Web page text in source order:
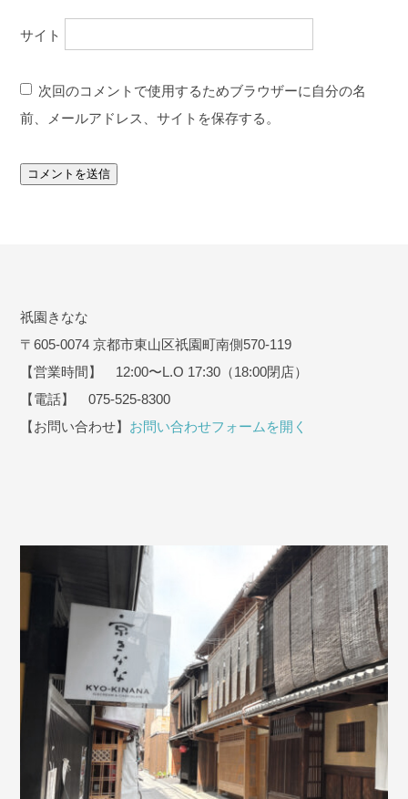
サイト
次回のコメントで使用するためブラウザーに自分の名
前、メールアドレス、サイトを保存する。
祇園きなな
〒605-0074 京都市東山区祇園町南側570-119
【営業時間】 12:00〜L.O 17:30（18:00閉店）
【電話】 075-525-8300
【お問い合わせ】 お問い合わせフォームを開く